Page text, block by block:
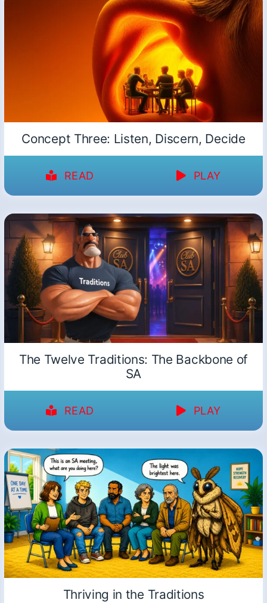
Concept Three: Listen, Discern, Decide
READ PLAY
The Twelve Traditions: The Backbone of
SA
READ PLAY
Thriving in the Traditions